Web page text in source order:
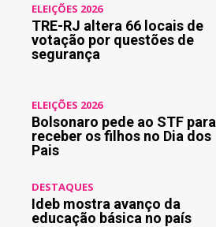
ELEIÇÕES 2026
TRE-RJ altera 66 locais de
votação por questões de
segurança
ELEIÇÕES 2026
Bolsonaro pede ao STF para
receber os filhos no Dia dos
Pais
DESTAQUES
Ideb mostra avanço da
educação básica no país